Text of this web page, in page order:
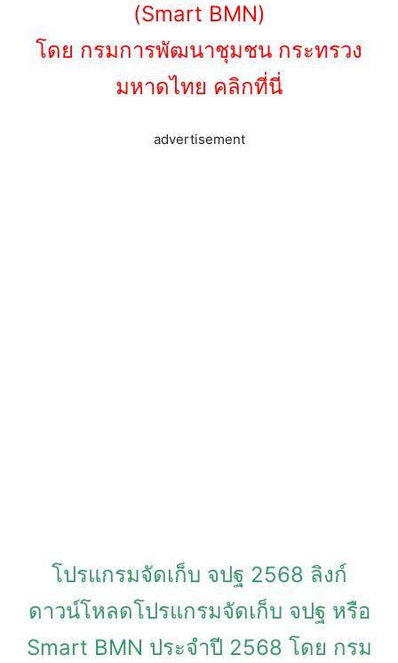
(Smart BMN)
โดย กรมการพัฒนาชุมชน กระทรวง
มหาดไทย คลิกที่นี่
advertisement
โปรแกรมจัดเก็บ จปฐ 2568 ลิงก์
ดาวน์โหลดโปรแกรมจัดเก็บ จปฐ หรือ
Smart BMN ประจำปี 2568 โดย กรม